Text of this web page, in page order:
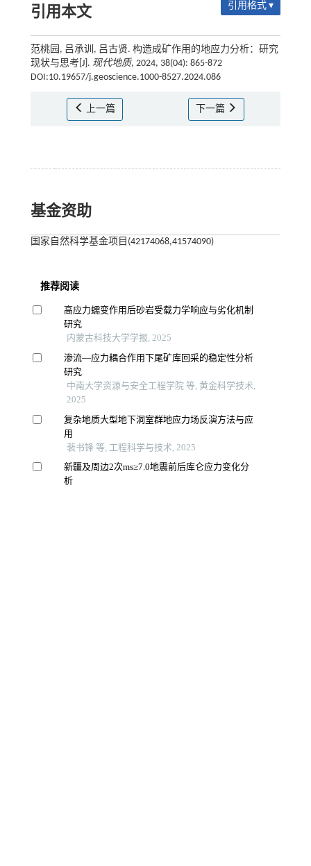
引用本文 引用格式 ▾
范桃园, 吕承训, 吕古贤. 构造成矿作用的地应力分析：研究
现状与思考[J]. 现代地质, 2024, 38(04): 865-872
DOI:10.19657/j.geoscience.1000-8527.2024.086
上一篇 下一篇
基金资助
国家自然科学基金项目(42174068,41574090)